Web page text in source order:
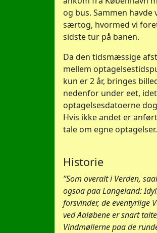
og bus. Sammen havde
særtog, hvormed vi
sidste tur på banen.
Da den tidsmæssige
mellem
kun er 2 år, bringes
nedenfor under eet, idet
optagelsesdatoerne
Hvis ikke andet er
tale om egne optagelser.
Historie
”Som overalt i Verden,
ogsaa paa Langeland:
forsvinder, de eventyrlige
ved Aaløbene er snart
Vindmøllerne paa de